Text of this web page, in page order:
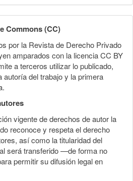
Commons (CC)
por la Revista de Derecho Privado
amparados con la licencia CC BY
a terceros utilizar lo publicado,
del trabajo y la primera
vigente de derechos de autor la
reconoce y respeta el derecho
así como la titularidad del
será transferido —de forma no
permitir su difusión legal en